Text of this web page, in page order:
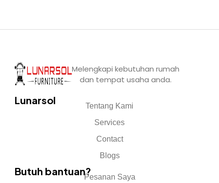
Melengkapi kebutuhan rumah
dan tempat usaha anda.
Lunarsol
Tentang Kami
Services
Contact
Blogs
Butuh bantuan?Pesanan Saya